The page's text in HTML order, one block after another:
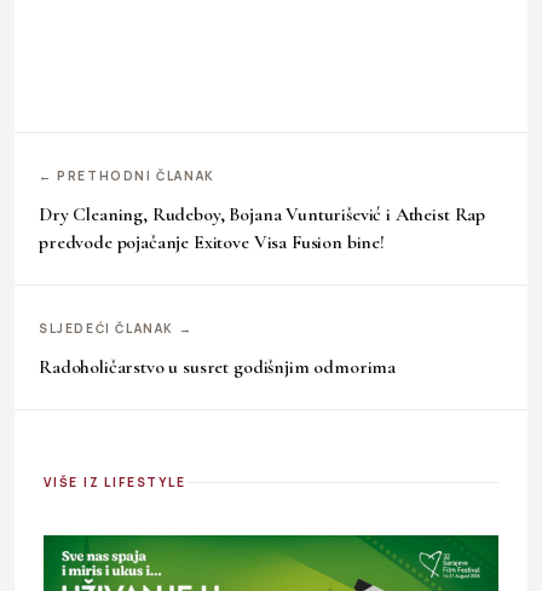
← PRETHODNI ČLANAK
Dry Cleaning, Rudeboy, Bojana Vunturišević i Atheist Rap
predvode pojačanje Exitove Visa Fusion bine!
SLJEDEĆI ČLANAK →
Radoholičarstvo u susret godišnjim odmorima
VIŠE IZ LIFESTYLE